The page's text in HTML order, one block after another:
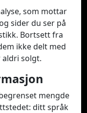
som mottar
sider du ser på
Bortsett fra
ikke delt med
solgt.
mengde
ditt språk